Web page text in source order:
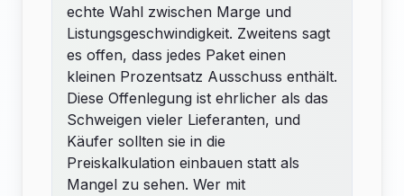
echte Wahl zwischen Marge und
Listungsgeschwindigkeit. Zweitens sagt
es offen, dass jedes Paket einen
kleinen Prozentsatz Ausschuss enthält.
Diese Offenlegung ist ehrlicher als das
Schweigen vieler Lieferanten, und
Käufer sollten sie in die
Preiskalkulation einbauen statt als
Mangel zu sehen. Wer mit